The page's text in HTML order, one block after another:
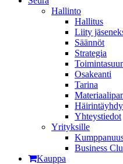
Hallinto
Hallitus
Liity
Säännöt
Strategia
Osakeanti
Tarina
Yhteystiedot
Yrityksille
Business
Kauppa